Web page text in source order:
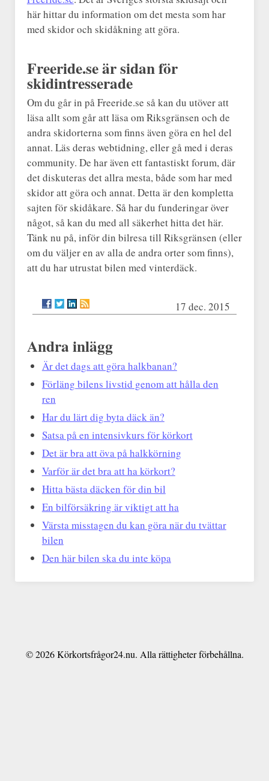
här hittar du information om det mesta som har
med skidor och skidåkning att göra.
Freeride.se är sidan för
skidintresserade
Om du går in på Freeride.se så kan du utöver att
läsa allt som går att läsa om Riksgränsen och de
andra skidorterna som finns även göra en hel del
annat. Läs deras webtidning, eller gå med i deras
community. De har även ett fantastiskt forum, där
det diskuteras det allra mesta, både som har med
skidor att göra och annat. Detta är den kompletta
sajten för skidåkare. Så har du funderingar över
något, så kan du med all säkerhet hitta det här.
Tänk nu på, inför din bilresa till Riksgränsen (eller
om du väljer en av alla de andra orter som finns),
att du har utrustat bilen med vinterdäck.
17 dec. 2015
Andra inlägg
Är det dags att göra halkbanan?
Förläng bilens livstid genom att hålla den
ren
Har du lärt dig byta däck än?
Satsa på en intensivkurs för körkort
Det är bra att öva på halkkörning
Varför är det bra att ha körkort?
Hitta bästa däcken för din bil
En bilförsäkring är viktigt att ha
Värsta misstagen du kan göra när du tvättar
bilen
Den här bilen ska du inte köpa
© 2026 Körkortsfrågor24.nu. Alla rättigheter förbehållna.